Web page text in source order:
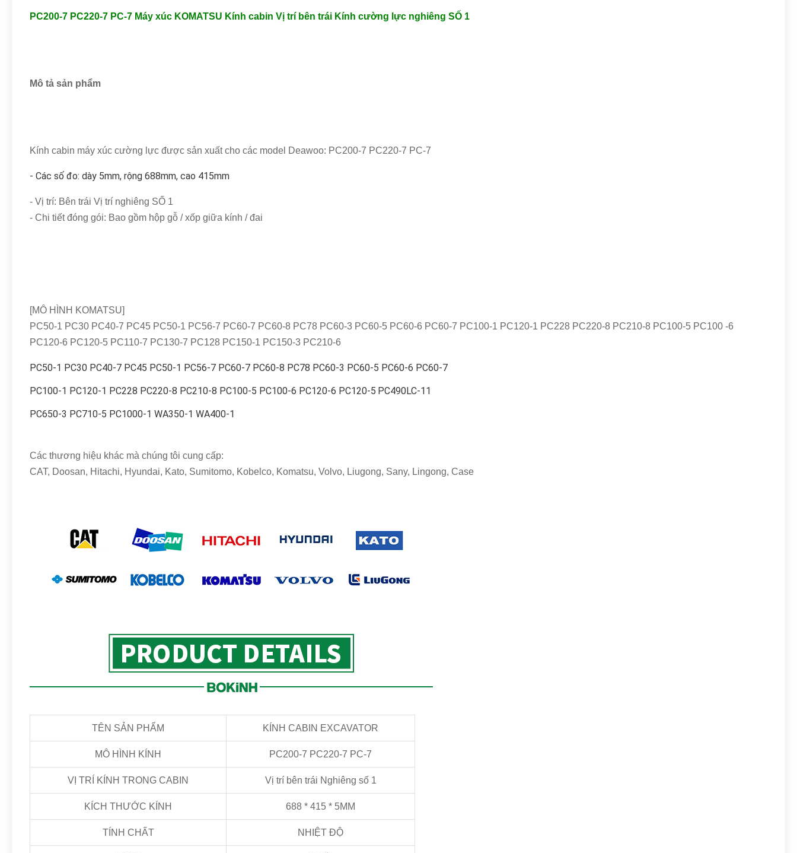
PC200-7 PC220-7 PC-7 Máy xúc KOMATSU Kính cabin Vị trí bên trái Kính cường lực nghiêng SỐ 1
Mô tả sản phẩm
Kính cabin máy xúc cường lực được sản xuất cho các model Deawoo: PC200-7 PC220-7 PC-7
- Các số đo: dày 5mm, rộng 688mm, cao 415mm
- Vị trí: Bên trái Vị trí nghiêng SỐ 1
- Chi tiết đóng gói: Bao gồm hộp gỗ / xốp giữa kính / đai
[MÔ HÌNH KOMATSU]
PC50-1 PC30 PC40-7 PC45 PC50-1 PC56-7 PC60-7 PC60-8 PC78 PC60-3 PC60-5 PC60-6 PC60-7 PC100-1 PC120-1 PC228 PC220-8 PC210-8 PC100-5 PC100 -6
PC120-6 PC120-5 PC110-7 PC130-7 PC128 PC150-1 PC150-3 PC210-6
PC50-1 PC30 PC40-7 PC45 PC50-1 PC56-7 PC60-7 PC60-8 PC78 PC60-3 PC60-5 PC60-6 PC60-7
PC100-1 PC120-1 PC228 PC220-8 PC210-8 PC100-5 PC100-6 PC120-6 PC120-5 PC490LC-11
PC650-3 PC710-5 PC1000-1 WA350-1 WA400-1
Các thương hiệu khác mà chúng tôi cung cấp:
CAT, Doosan, Hitachi, Hyundai, Kato, Sumitomo, Kobelco, Komatsu, Volvo, Liugong, Sany, Lingong, Case
TÊN SẢN PHẨM KÍNH CABIN EXCAVATOR
MÔ HÌNH KÍNH PC200-7 PC220-7 PC-7
VỊ TRÍ KÍNH TRONG CABIN Vị trí bên trái Nghiêng số 1
KÍCH THƯỚC KÍNH 688 * 415 * 5MM
TÍNH CHẤT NHIỆT ĐỘ